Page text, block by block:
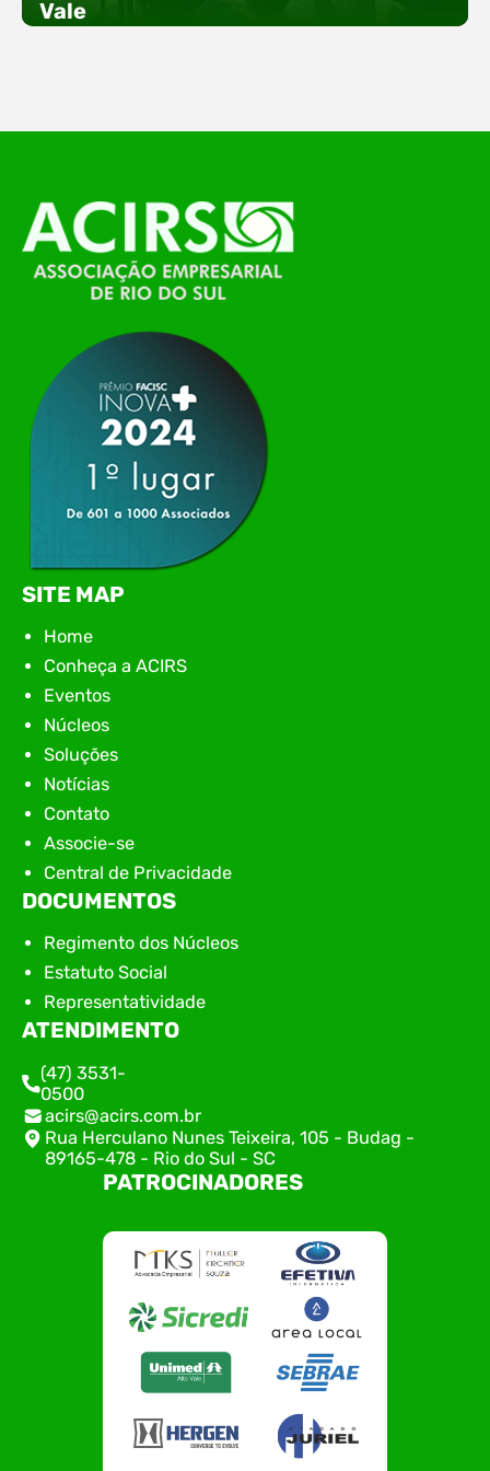
empreendedorismo. Durante os três dias de
Vale
O Polo ACATE-ACIRS, por meio do NIAVI – Núcleo
de Tecnologia da Informação do Alto Vale do
Itajaí, realizou, no dia 21 de julho, o evento
Conexão Tech NIAVI, reunindo empresas de
tecnologia da região para uma noite de
apresentação de novas iniciativas para o setor. O
encontro aconteceu em Rio…
SITE MAP
Home
Conheça a ACIRS
Eventos
Núcleos
Soluções
Notícias
Contato
Associe-se
Central de Privacidade
DOCUMENTOS
Regimento dos Núcleos
Estatuto Social
Representatividade
ATENDIMENTO
(47) 3531-
0500
acirs@acirs.com.br
Rua Herculano Nunes Teixeira, 105 - Budag -
89165-478 - Rio do Sul - SC
PATROCINADORES